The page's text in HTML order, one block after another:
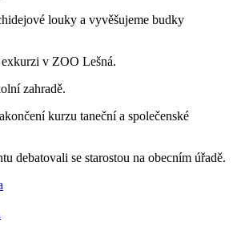
louky a vyvěšujeme budky
v ZOO Lešná.
zahradě.
kurzu taneční a společenské
debatovali se starostou na obecním úřadě.